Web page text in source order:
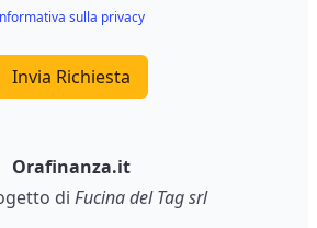
sulla privacy
Invia Richiesta
Orafinanza.it
di Fucina del Tag srl